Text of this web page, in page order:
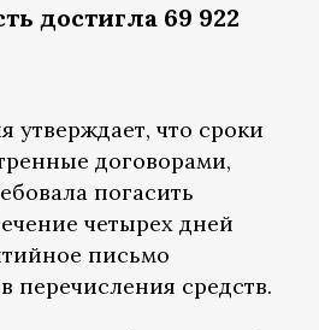
достигла 69 922
утверждает, что сроки
договорами,
погасить
четырех дней
письмо
перечисления средств.